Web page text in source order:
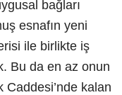
bağları
esnafın yeni
ile birlikte iş
Bu da en az onun
kalan